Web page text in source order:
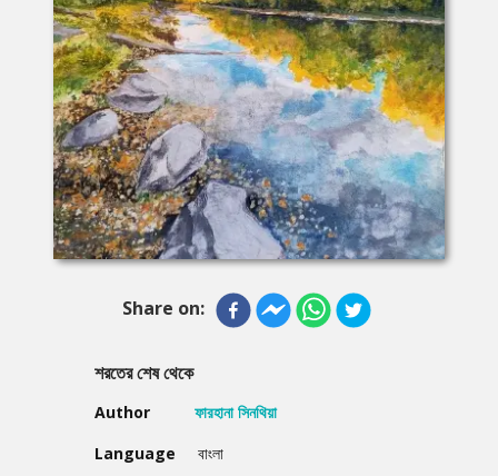
Share on:
শরতের শেষ থেকে
Author
ফারহানা সিনথিয়া
Language
বাংলা